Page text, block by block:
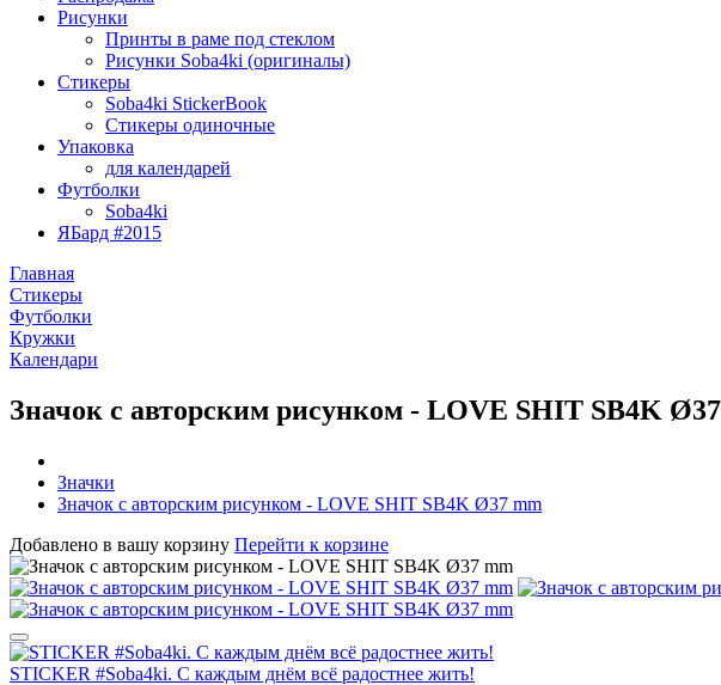
Рисунки
Принты в раме под стеклом
Рисунки Soba4ki (оригиналы)
Стикеры
Soba4ki StickerBook
Стикеры одиночные
Упаковка
для календарей
Футболки
Soba4ki
ЯБард #2015
Главная
Стикеры
Футболки
Кружки
Календари
Значок с авторским рисунком - LOVE SHIT SB4K
Значки
Значок с авторским рисунком - LOVE SHIT SB4K Ø37 mm
Добавлено в вашу корзину Перейти к корзине
STICKER #Soba4ki. С каждым днём всё радостнее жить!